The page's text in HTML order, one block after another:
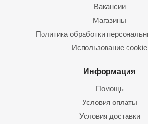
Вакансии
Магазины
Политика обработки
Использование cookie
Информация
Помощь
Условия оплаты
Условия доставки